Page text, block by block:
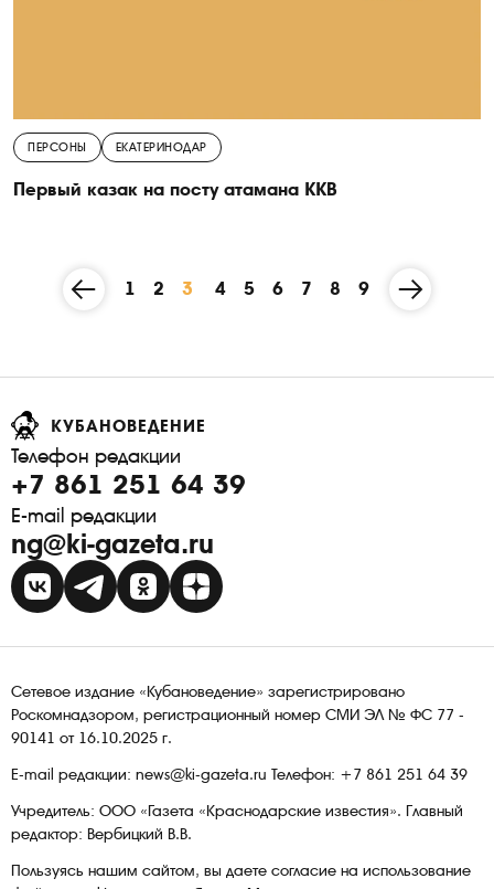
ПЕРСОНЫ ЕКАТЕРИНОДАР
Первый казак на посту атамана ККВ
1 2 3 4 5 6 7 8 9
КУБАНОВЕДЕНИЕ
Телефон редакции
+7 861 251 64 39
E-mail редакции
ng@ki-gazeta.ru
Сетевое издание «Кубановедение» зарегистрировано
Роскомнадзором, регистрационный номер СМИ ЭЛ № ФС 77 -
90141 от 16.10.2025 г.
E-mail редакции: news@ki-gazeta.ru Телефон: +7 861 251 64 39
Учредитель: ООО «Газета «Краснодарские известия». Главный
редактор: Вербицкий В.В.
Пользуясь нашим сайтом, вы даете согласие на использование